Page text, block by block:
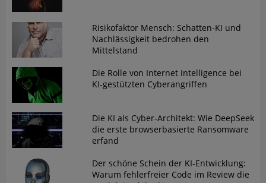
Risikofaktor Mensch: Schatten-KI und
Nachlässigkeit bedrohen den
Mittelstand
Die Rolle von Internet Intelligence bei
KI-gestützten Cyberangriffen
Die KI als Cyber-Architekt: Wie DeepSeek
die erste browserbasierte Ransomware
erfand
Der schöne Schein der KI-Entwicklung:
Warum fehlerfreier Code im Review die